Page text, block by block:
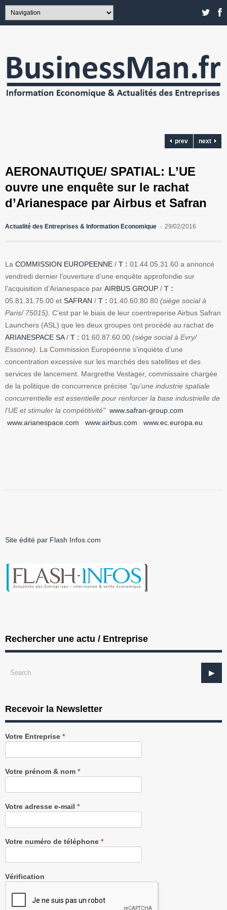
prev next
AERONAUTIQUE/ SPATIAL: L’UE
ouvre une enquête sur le rachat
d’Arianespace par Airbus et Safran
Actualité des Entreprises & Information Economique 29/02/2016
La COMMISSION EUROPEENNE / T : 01.44.05.31.60 a annoncé
vendredi dernier l’ouverture d’une enquête approfondie sur
l’acquisition d’Arianespace par AIRBUS GROUP / T :
05.81.31.75.00 et SAFRAN / T : 01.40.60.80.80 (siège social à
Paris/ 75015). C’est par le biais de leur coentreperise Airbus Safran
Launchers (ASL) que les deux groupes ont procédé au rachat de
ARIANESPACE SA/ T : 01.60.87.60.00 (siège social à Evry/
Essonne). La Commission Européenne s’inquiète d’une
concentration excessive sur les marchés des satellites et des
services de lancement. Margrethe Vestager, commissaire chargée
de la politique de concurrence précise "qu’une industrie spatiale
concurrentielle est essentielle pour renforcer la base industrielle de
l’UE et stimuler la compétitivité" www.safran-group.com
www.arianespace.com
www.airbus.com www.ec.europa.eu
Site édité par Flash Infos.com
Rechercher une actu / Entreprise
Recevoir la Newsletter
Recevez
notre
gratuitement
Votre Entreprise *
Votre prénom & nom *
Votre adresse e-mail *
Votre numéro de téléphone *
Vérification